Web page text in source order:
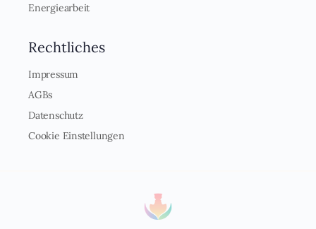
Energiearbeit
Rechtliches
Impressum
AGBs
Datenschutz
Cookie Einstellungen